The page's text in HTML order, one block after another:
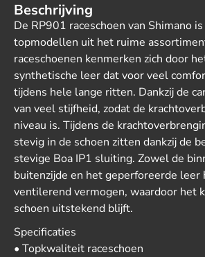
Beschrijving
De RP901 raceschoen van Shimano
topmodellen uit het ruime
raceschoenen kenmerken zich door
synthetische leer dat voor veel
tijdens hele lange ritten. Dankzij de
van veel stijfheid, zodat de
niveau is. Tijdens de
stevig in de schoen zitten dankzij de
stevige Boa IP1 sluiting. Zowel de
buitenzijde en het geperforeerde leer
ventilerend vermogen, waardoor het
schoen uitstekend blijft.
Specificaties
• Topkwaliteit raceschoen